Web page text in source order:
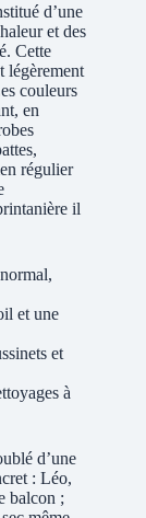
d’une
et des
Cette
légèrement
couleurs
en
régulier
il
et une
et
à
d’une
: Léo,
balcon ;